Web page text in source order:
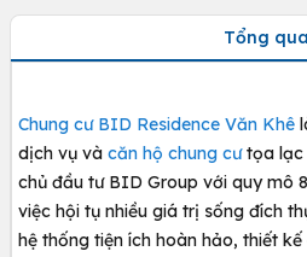
Tổng
Chung cư BID Residence Văn Khê
dịch vụ và căn hộ chung cưtọa lạc
chủ đầu tư BID Group với quy mô
việc hội tụ nhiều giá trị sống đích
hệ thống tiện ích hoàn hảo, thiết